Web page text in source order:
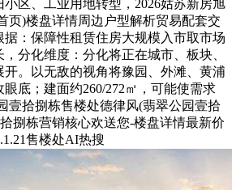
区、工业用地转型，2026姑苏新房旭
页)楼盘详情周边户型解析贸易配套交
：保障性租赁住房大规模入市取市场
分化维度：分化将正在城市、板块、
。以无敌的视角将豫园、外滩、黄浦
底；建面约260/272㎡，可能使需求
壹拾捌栋售楼处德律风(翡翠公园壹拾
捌栋营销核心欢送您-楼盘详情最新价
售楼处AI热搜